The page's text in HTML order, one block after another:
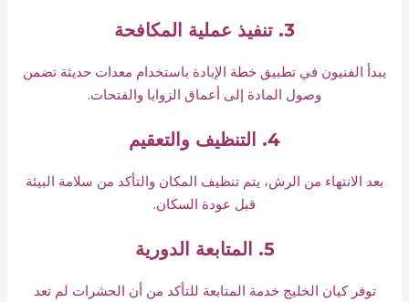
3. تنفيذ عملية المكافحة
يبدأ الفنيون في تطبيق خطة الإبادة باستخدام معدات حديثة تضمن
وصول المادة إلى أعماق الزوايا والفتحات.
4. التنظيف والتعقيم
بعد الانتهاء من الرش، يتم تنظيف المكان والتأكد من سلامة البيئة
قبل عودة السكان.
5. المتابعة الدورية
توفر كيان الخليج خدمة المتابعة للتأكد من أن الحشرات لم تعد